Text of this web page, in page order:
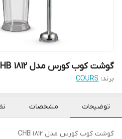
گوشت کوب کورس مدل COURS CHB 1812
برند: COURS
توضیحات مشخصات
گوشت کوب کورس مدل CHB 1812